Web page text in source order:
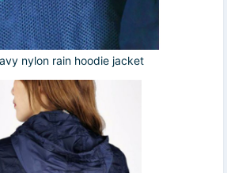
nylon rain hoodie jacket